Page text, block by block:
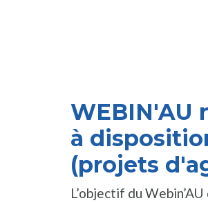
WEBIN'AU
à
(projets
L’objectif du